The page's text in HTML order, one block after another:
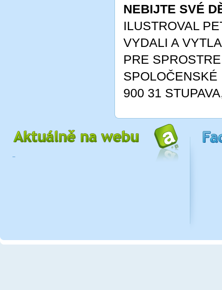
NEBIJTE SVÉ
ILUSTROVAL
VYDALI A
PRE
SPOLOČENSKÉ
900 31